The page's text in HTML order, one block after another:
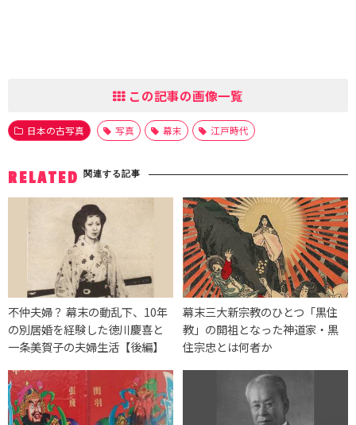
この記事の画像一覧
日本の古写真 写真 幕末 江戸時代
RELATED 関連する記事
不仲夫婦？ 幕末の動乱下、10年
の別居婚を経験した徳川慶喜と
一条美賀子の夫婦生活【後編】
幕末三大新宗教のひとつ「黒住
教」の開祖となった神道家・黒
住宗忠とは何者か